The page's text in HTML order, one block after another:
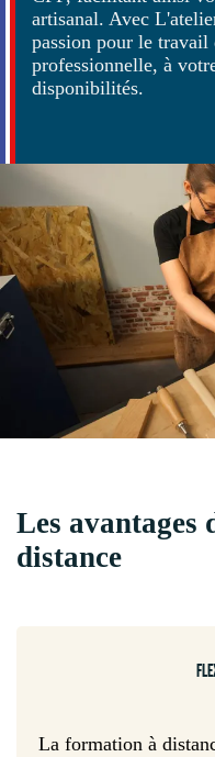
artisanal. Avec
passion pour le travail
professionnelle, à
disponibilités.
Les avantages
distance
La formation à